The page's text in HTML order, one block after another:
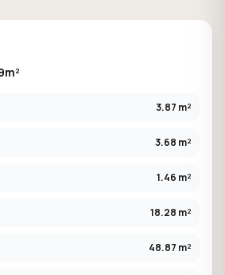
3.87 m²
3.68 m²
1.46 m²
18.28 m²
48.87 m²